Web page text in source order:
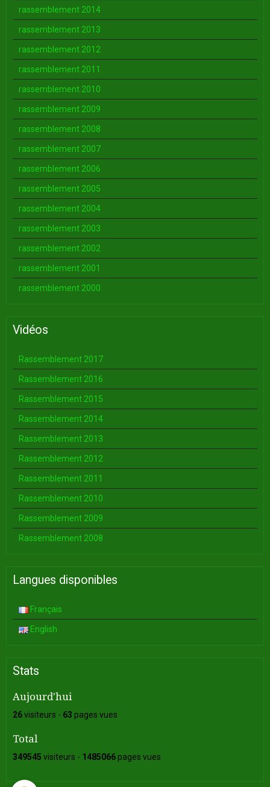
rassemblement 2014
rassemblement 2013
rassemblement 2012
rassemblement 2011
rassemblement 2010
rassemblement 2009
rassemblement 2008
rassemblement 2007
rassemblement 2006
rassemblement 2005
rassemblement 2004
rassemblement 2003
rassemblement 2002
rassemblement 2001
rassemblement 2000
Vidéos
Rassemblement 2017
Rassemblement 2016
Rassemblement 2015
Rassemblement 2014
Rassemblement 2013
Rassemblement 2012
Rassemblement 2011
Rassemblement 2010
Rassemblement 2009
Rassemblement 2008
Langues disponibles
Français
English
Stats
Aujourd'hui
26visiteurs - 63 pages vues
Total
349545 visiteurs - 1485066pages vues